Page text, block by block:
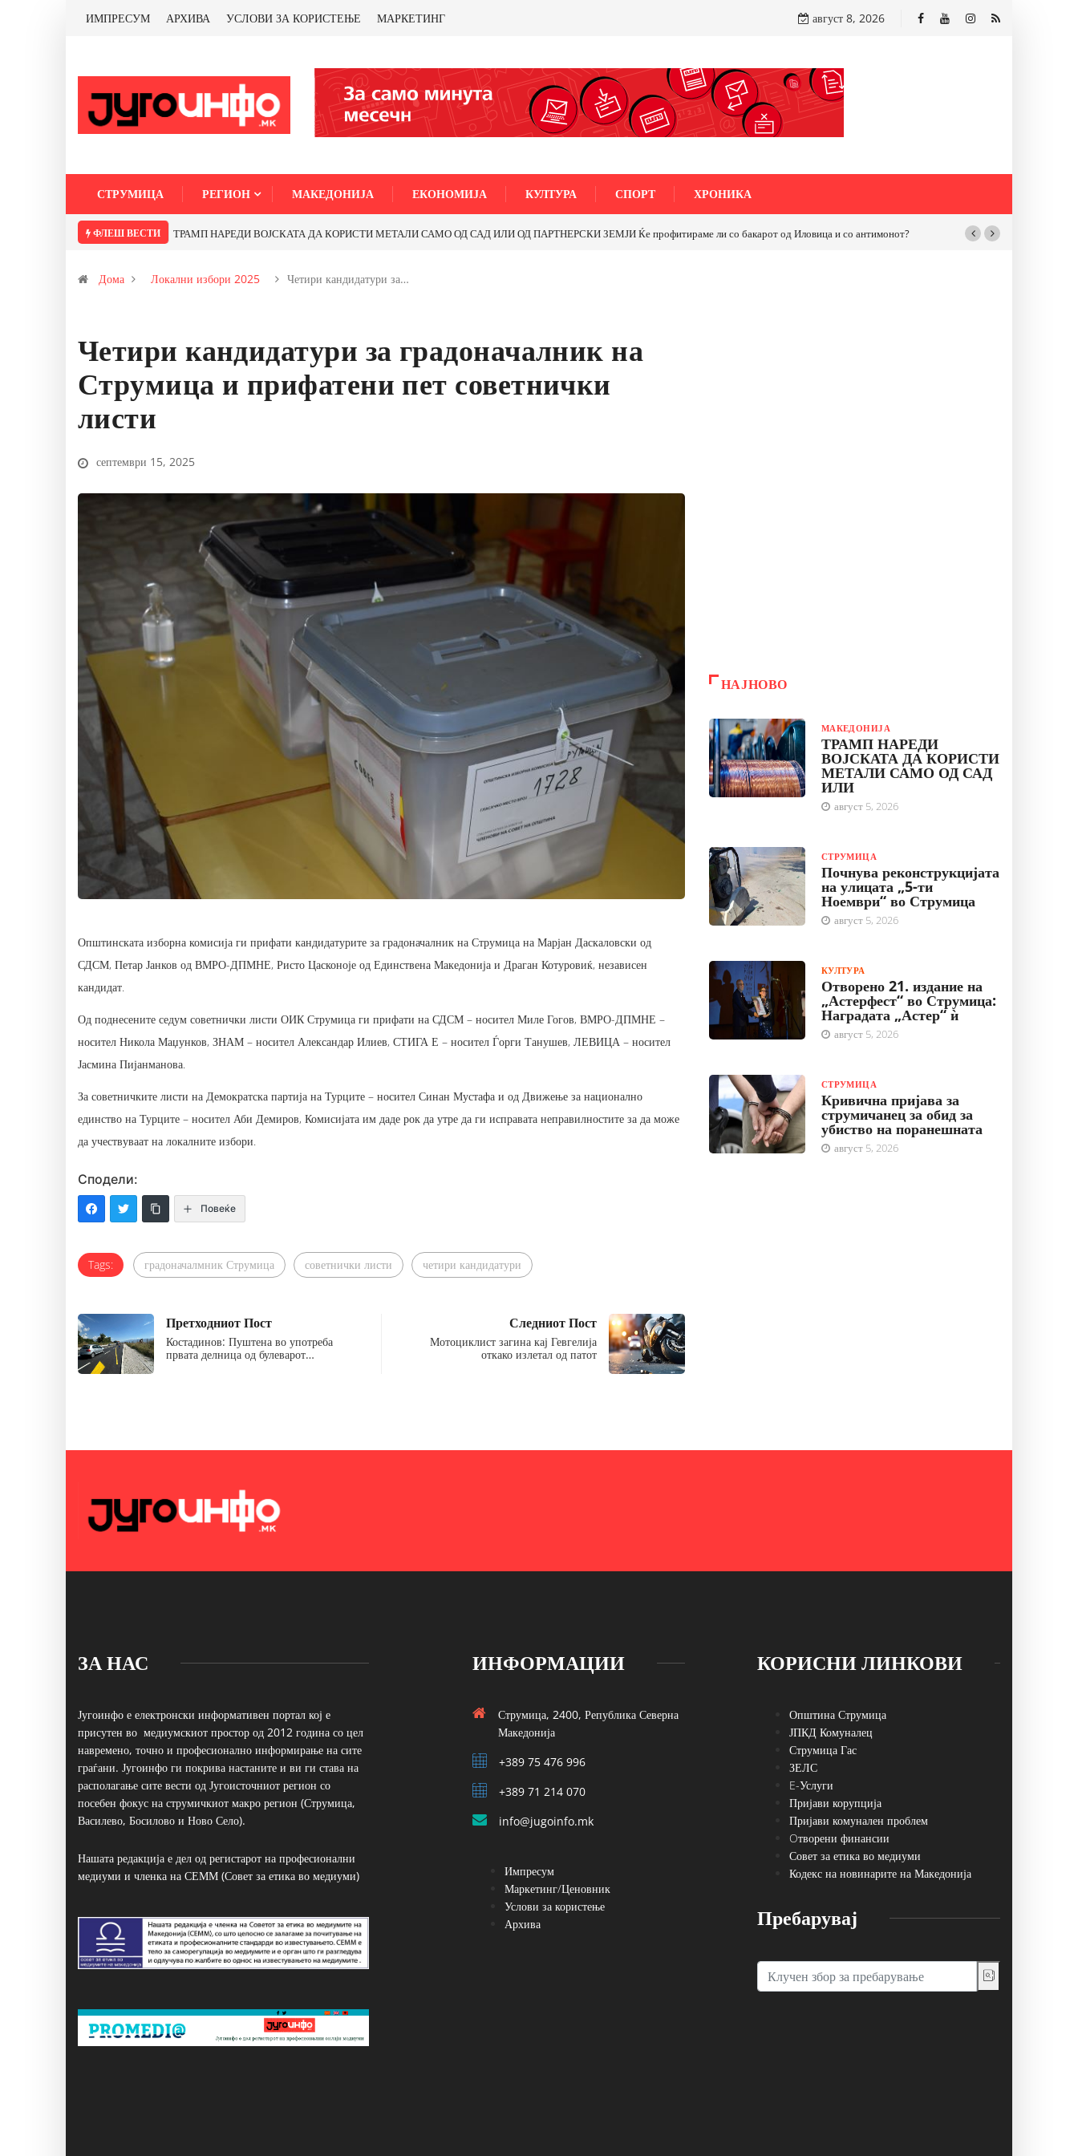
ИМПРЕСУМ АРХИВА УСЛОВИ ЗА КОРИСТЕЊЕ МАРКЕТИНГ август 8, 2026
СТРУМИЦА РЕГИОН МАКЕДОНИЈА ЕКОНОМИЈА КУЛТУРА СПОРТ ХРОНИКА
ФЛЕШ ВЕСТИ ТРАМП НАРЕДИ ВОЈСКАТА ДА КОРИСТИ МЕТАЛИ САМО ОД САД ИЛИ ОД ПАРТНЕРСКИ ЗЕМЈИ Ќе профитираме ли со бакарот од Иловица и со антимонот? Почнува реконструкцијата на
Дома Локални избори 2025 Четири кандидатури за…
Четири кандидатури за градоначалник на
Струмица и прифатени пет советнички
листи
септември 15, 2025
Општинската изборна комисија ги прифати кандидатурите за градоначалник на Струмица на Марјан Даскаловски од
СДСМ, Петар Јанков од ВМРО-ДПМНЕ, Ристо Цасконоје од Единствена Македонија и Драган Котуровиќ, независен
кандидат.
Од поднесените седум советнички листи ОИК Струмица ги прифати на СДСМ – носител Миле Гогов, ВМРО-ДПМНЕ –
носител Никола Маџунков, ЗНАМ – носител Александар Илиев, СТИГА Е – носител Ѓорги Танушев, ЛЕВИЦА – носител
Јасмина Пијанманова.
За советничките листи на Демократска партија на Турците – носител Синан Мустафа и од Движење за национално
единство на Турците – носител Аби Демиров, Комисијата им даде рок да утре да ги исправата неправилностите за да може
да учествуваат на локалните избори.
Сподели:
Повеќе
Tags: градоначалмник Струмица советнички листи четири кандидатури
Претходниот Пост
Костадинов: Пуштена во употреба
првата делница од булеварот…
Следниот Пост
Мотоциклист загина кај Гевгелија
откако излетал од патот
НАЈНОВО
МАКЕДОНИЈА
ТРАМП НАРЕДИ
ВОЈСКАТА ДА КОРИСТИ
МЕТАЛИ САМО ОД САД
ИЛИ
август 5, 2026
СТРУМИЦА
Почнува реконструкцијата
на улицата „5-ти
Ноември“ во Струмица
август 5, 2026
КУЛТУРА
Отворено 21. издание на
„Астерфест“ во Струмица:
Наградата „Астер“ ѝ
август 5, 2026
СТРУМИЦА
Кривична пријава за
струмичанец за обид за
убиство на поранешната
август 5, 2026
ЗА НАС
Југоинфо е електронски информативен портал кој е
присутен во медиумскиот простор од 2012 година со цел
навремено, точно и професионално информирање на сите
граѓани. Југоинфо ги покрива настаните и ви ги става на
располагање сите вести од Југоисточниот регион со
посебен фокус на струмичкиот макро регион (Струмица,
Василево, Босилово и Ново Село).
Нашата редакција е дел од регистарот на професионални
медиуми и членка на СЕММ (Совет за етика во медиуми)
ИНФОРМАЦИИ
Струмица, 2400, Република Северна
Македонија
+389 75 476 996
+389 71 214 070
info@jugoinfo.mk
Импресум
Маркетинг/Ценовник
Услови за користење
Архива
КОРИСНИ ЛИНКОВИ
Општина Струмица
ЈПКД Комуналец
Струмица Гас
ЗЕЛС
E-Услуги
Пријави корупција
Пријави комунален проблем
Oтворени финансии
Совет за етика во медиуми
Кодекс на новинарите на Македонија
Пребарувај